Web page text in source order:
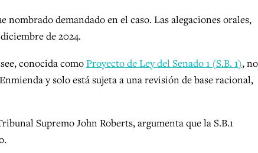
demandado en el caso. Las alegaciones orales,
de 2024.
conocida comoProyecto de Ley del Senado 1 (S.B. 1), no
y solo está sujeta a una revisión de base racional,
Supremo John Roberts, argumenta que la S.B.1